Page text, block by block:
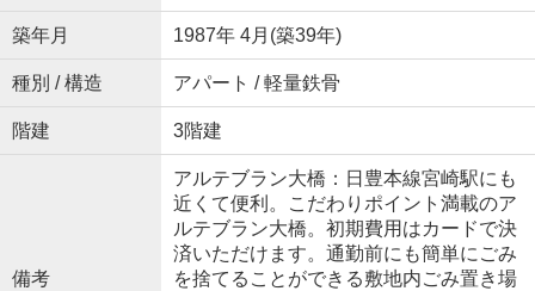
築年月 1987年 4月(築39年)
種別 / 構造 アパート / 軽量鉄骨
階建 3階建
備考
アルテブラン大橋：日豊本線宮崎駅にも
近くて便利。こだわりポイント満載のア
ルテブラン大橋。初期費用はカードで決
済いただけます。通勤前にも簡単にごみ
を捨てることができる敷地内ごみ置き場